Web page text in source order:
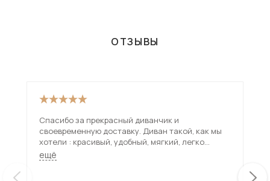
ОТЗЫВЫ
Спасибо за прекрасный диванчик и
своевременную доставку. Диван такой, как мы
хотели : красивый, удобный, мягкий, легко
раскладывается. Очень благородный цвет. Ящик
для белья - большой и удобный. По доставке:
ещё